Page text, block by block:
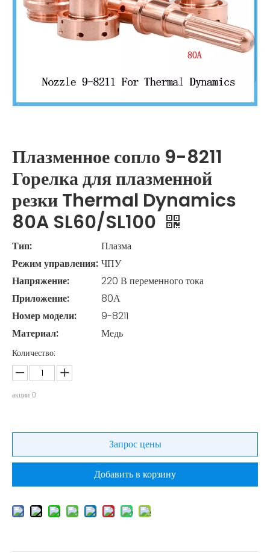
Плазменное сопло 9-8211
Горелка для плазменной
резки Thermal Dynamics
80A SL60/SL100
Тип:
Плазма
Режим управления: ЧПУ
Напряжение:
220 В переменного тока
Приложение:
80А
Номер модели:
9-8211
Материал:
Медь
Количество:
акции 0
Запрос цены
Добавить в корзину